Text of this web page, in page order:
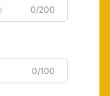
0/200
0/100